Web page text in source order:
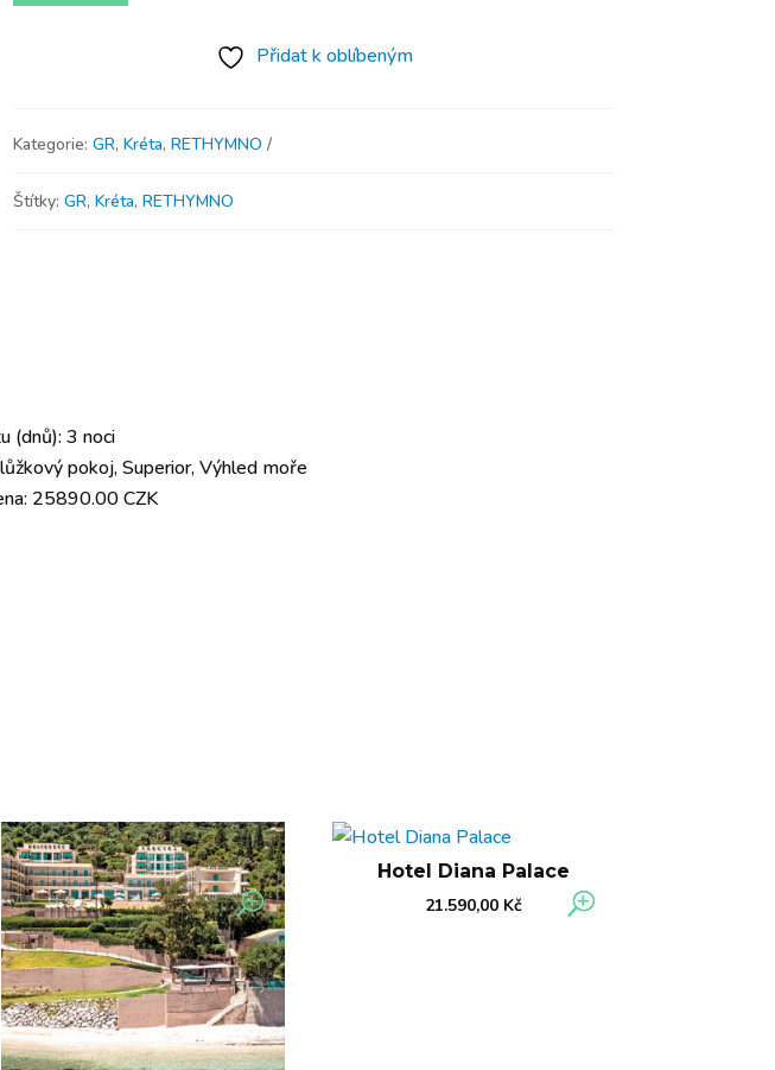
Přidat k oblíbeným
Kategorie: GR, Kréta, RETHYMNO
Štítky: GR, Kréta, RETHYMNO
(dnů): 3 noci
pokoj, Superior, Výhled moře
25890.00 CZK
Hotel Diana Palace
21.590,00 Kč